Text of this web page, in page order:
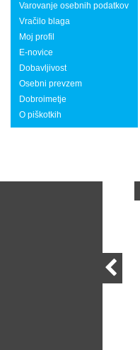
Varovanje osebnih podatkov
Vračilo blaga
Moj profil
E-novice
Dobavljivost
Osebni prevzem
Dobroimetje
O piškotkih